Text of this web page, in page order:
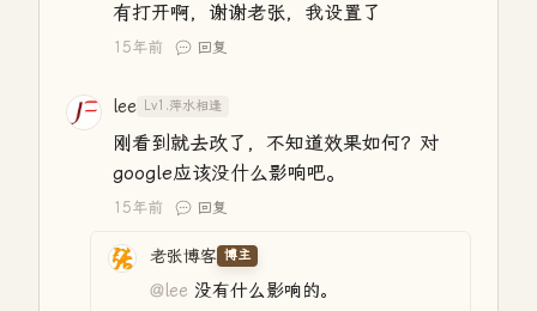
有打开啊，谢谢老张，我设置了
15年前 回复
lee Lv1.萍水相逢
刚看到就去改了，不知道效果如何？对
google应该没什么影响吧。
15年前 回复
老张博客 博主
@lee 没有什么影响的。